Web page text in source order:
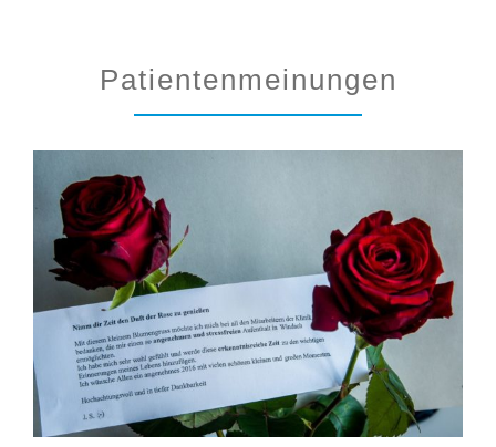
Patientenmeinungen